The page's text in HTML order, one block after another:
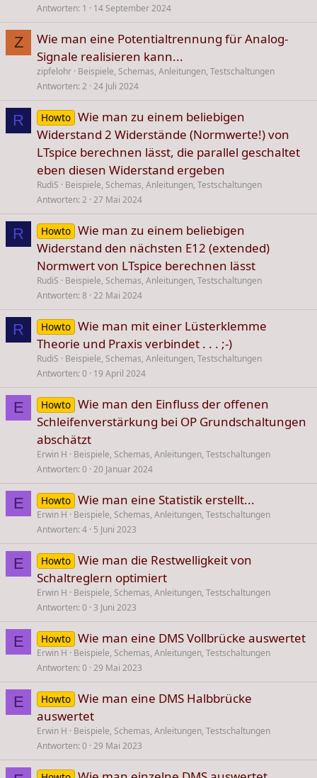
Antworten 1 14 September 2024
Z
Wie man eine Potentialtrennung für Analog-
Signale realisieren kann...
zipfelohr Beispiele, Schemas, Anleitungen, Testschaltungen
Antworten 2 24 Juli 2024
R Howto Wie man zu einem beliebigen
Widerstand 2 Widerstände (Normwerte!) von
LTspice berechnen lässt, die parallel geschaltet
eben diesen Widerstand ergeben
RudiS
Beispiele, Schemas, Anleitungen, Testschaltungen
Antworten 2 27 Mai 2024
R Howto Wie man zu einem beliebigen
Widerstand den nächsten E12 (extended)
Normwert von LTspice berechnen lässt
RudiS
Beispiele, Schemas, Anleitungen, Testschaltungen
Antworten 8 22 Mai 2024
R Howto Wie man mit einer Lüsterklemme
Theorie und Praxis verbindet . . . ;-)
RudiS
Beispiele, Schemas, Anleitungen, Testschaltungen
Antworten 0 19 April 2024
E Howto Wie man den Einfluss der offenen
Schleifenverstärkung bei OP Grundschaltungen
abschätzt
Erwin H
Beispiele, Schemas, Anleitungen, Testschaltungen
Antworten 0 20 Januar 2024
E Howto Wie man eine Statistik erstellt...
Erwin H
Beispiele, Schemas, Anleitungen, Testschaltungen
Antworten 4 5 Juni 2023
E Howto Wie man die Restwelligkeit von
Schaltreglern optimiert
Erwin H
Beispiele, Schemas, Anleitungen, Testschaltungen
Antworten 0 3 Juni 2023
E Howto Wie man eine DMS Vollbrücke auswertet
Erwin H
Beispiele, Schemas, Anleitungen, Testschaltungen
Antworten 0 29 Mai 2023
E Howto Wie man eine DMS Halbbrücke
auswertet
Erwin H
Beispiele, Schemas, Anleitungen, Testschaltungen
Antworten 0 29 Mai 2023